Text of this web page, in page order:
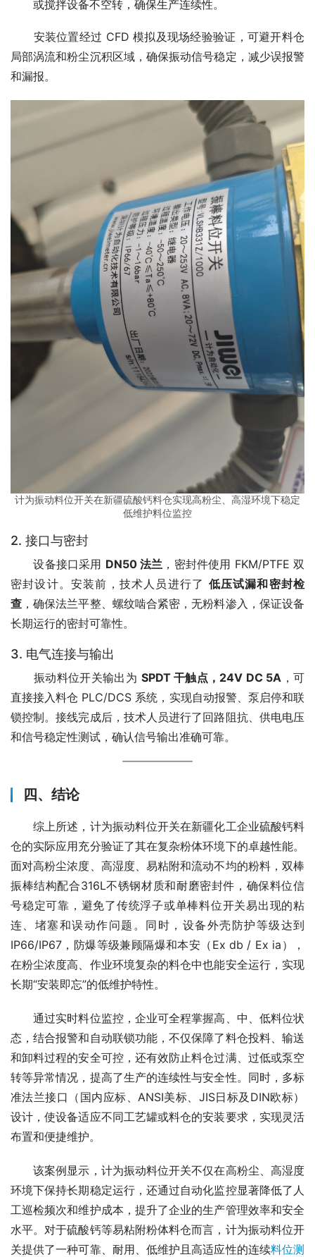
或搅拌设备不空转，确保生产连续性。
安装位置经过 CFD 模拟及现场经验验证，可避开料仓
局部涡流和粉尘沉积区域，确保振动信号稳定，减少误报警
和漏报。
计为振动料位开关在新疆硫酸钙料仓实现高粉尘、高湿环境下稳定
低维护料位监控
2. 接口与密封
设备接口采用 DN50 法兰 ，密封件使用 FKM/PTFE 双
密封设计。安装前，技术人员进行了 低压试漏和密封检
查 ，确保法兰平整、螺纹啮合紧密，无粉料渗入，保证设备
长期运行的密封可靠性。
3. 电气连接与输出
振动料位开关输出为 SPDT 干触点，24V DC 5A ，可
直接接入料仓 PLC/DCS 系统，实现自动报警、泵启停和联
锁控制。接线完成后，技术人员进行了回路阻抗、供电电压
和信号稳定性测试，确认信号输出准确可靠。
四、结论
综上所述，计为振动料位开关在新疆化工企业硫酸钙料
仓的实际应用充分验证了其在复杂粉体环境下的卓越性能。
面对高粉尘浓度、高湿度、易粘附和流动不均的粉料，双棒
振棒结构配合316L不锈钢材质和耐磨密封件，确保料位信
号稳定可靠，避免了传统浮子或单棒料位开关易出现的粘
连、堵塞和误动作问题。同时，设备外壳防护等级达到
IP66/IP67，防爆等级兼顾隔爆和本安（Ex db / Ex ia），
在粉尘浓度高、作业环境复杂的料仓中也能安全运行，实现
长期“安装即忘”的低维护特性。
通过实时料位监控，企业可全程掌握高、中、低料位状
态，结合报警和自动联锁功能，不仅保障了料仓投料、输送
和卸料过程的安全可控，还有效防止料仓过满、过低或泵空
转等异常情况，提高了生产的连续性与安全性。同时，多标
准法兰接口（国内应标、ANSI美标、JIS日标及DIN欧标）
设计，使设备适应不同工艺罐或料仓的安装要求，实现灵活
布置和便捷维护。
该案例显示，计为振动料位开关不仅在高粉尘、高湿度
环境下保持长期稳定运行，还通过自动化监控显著降低了人
工巡检频次和维护成本，提升了企业的生产管理效率和安全
水平。对于硫酸钙等易粘附粉体料仓而言，计为振动料位开
关提供了一种可靠、耐用、低维护且高适应性的连续料位测